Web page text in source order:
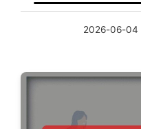
2026-06-04